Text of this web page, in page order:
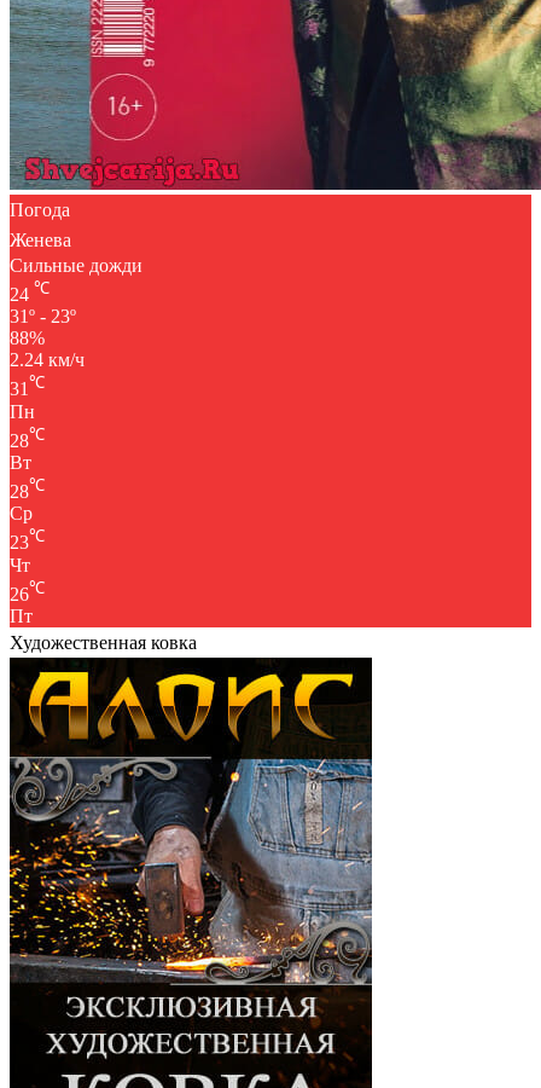
Погода
Женева
Сильные дожди
24 ℃
31º - 23º
88%
2.24 км/ч
31℃
Пн
28℃
Вт
28℃
Ср
23℃
Чт
26℃
Пт
Художественная ковка